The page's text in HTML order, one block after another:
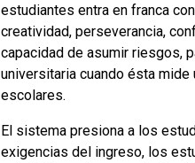
estudiantes entra en franca
creatividad, perseverancia,
capacidad de asumir riesgos,
universitaria cuando ésta
escolares.
El sistema presiona a los
exigencias del ingreso, los